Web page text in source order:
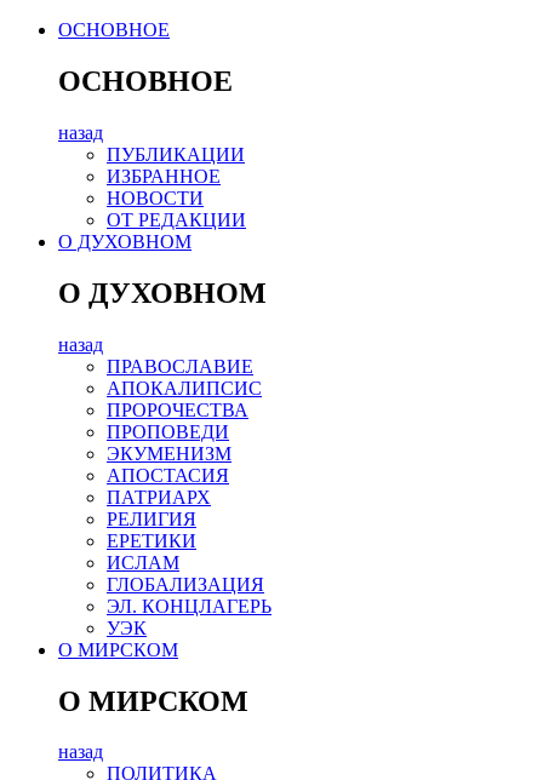
ОСНОВНОЕ
ОСНОВНОЕ
назад
ПУБЛИКАЦИИ
ИЗБРАННОЕ
НОВОСТИ
ОТ РЕДАКЦИИ
О ДУХОВНОМ
О ДУХОВНОМ
назад
ПРАВОСЛАВИЕ
АПОКАЛИПСИС
ПРОРОЧЕСТВА
ПРОПОВЕДИ
ЭКУМЕНИЗМ
АПОСТАСИЯ
ПАТРИАРХ
РЕЛИГИЯ
ЕРЕТИКИ
ИСЛАМ
ГЛОБАЛИЗАЦИЯ
ЭЛ. КОНЦЛАГЕРЬ
УЭК
О МИРСКОМ
О МИРСКОМ
назад
ПОЛИТИКА